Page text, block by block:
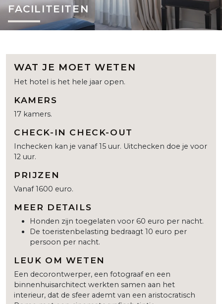
FACILITEITEN
WAT JE MOET WETEN
Het hotel is het hele jaar open.
KAMERS
17 kamers.
CHECK-IN CHECK-OUT
Inchecken kan je vanaf 15 uur. Uitchecken doe je voor
12 uur.
PRIJZEN
Vanaf 1600 euro.
MEER DETAILS
Honden zijn toegelaten voor 60 euro per nacht.
De toeristenbelasting bedraagt 10 euro per
persoon per nacht.
LEUK OM WETEN
Een decorontwerper, een fotograaf en een
binnenhuisarchitect werkten samen aan het
interieur, dat de sfeer ademt van een aristocratisch